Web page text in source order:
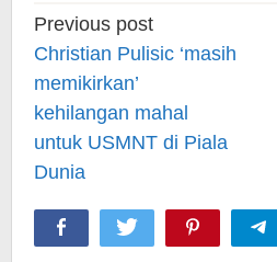
Post
navigation
Previous post
Christian Pulisic ‘masih
memikirkan’
kehilangan mahal
untuk USMNT di Piala
Dunia